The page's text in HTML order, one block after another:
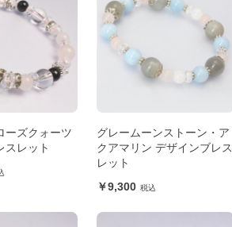
ーズクォーツ
スレット
グレームーンストーン・ア
クアマリン デザインブレス
レット
9,300